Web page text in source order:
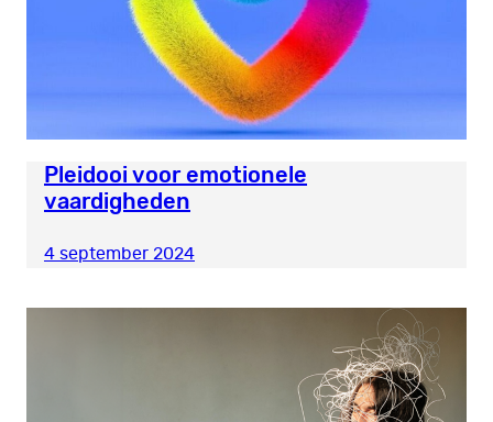
Pleidooi voor emotionele
vaardigheden
4 september 2024